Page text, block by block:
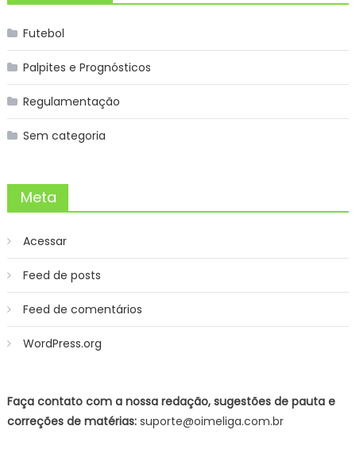
Futebol
Palpites e Prognósticos
Regulamentação
Sem categoria
Meta
Acessar
Feed de posts
Feed de comentários
WordPress.org
Faça contato com a nossa redação, sugestões de pauta e
correções de matérias:suporte@oimeliga.com.br